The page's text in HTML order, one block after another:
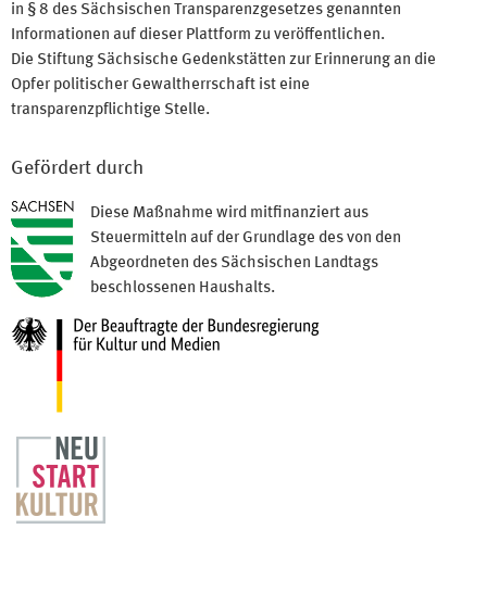
in § 8 des Sächsischen Transparenzgesetzes genannten
Informationen auf dieser Plattform zu veröffentlichen.
Die Stiftung Sächsische Gedenkstätten zur Erinnerung an die
Opfer politischer Gewaltherrschaft ist eine
transparenzpflichtige Stelle.
Gefördert durch
Diese Maßnahme wird mitfinanziert aus
Steuermitteln auf der Grundlage des von den
Abgeordneten des Sächsischen Landtags
beschlossenen Haushalts.